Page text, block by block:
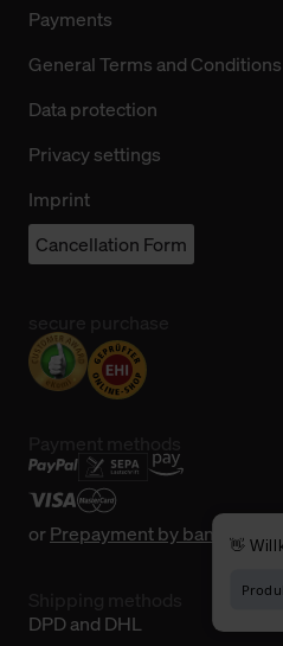
Payments
General Terms and Conditions
Data protection
Privacy settings
Imprint
Cancellation Form
orPrepayment by bank transfer
DPD and DHL